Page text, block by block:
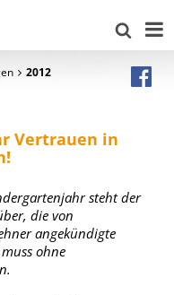
2012
Vertrauen in
steht der
die von
angekündigte
ohne